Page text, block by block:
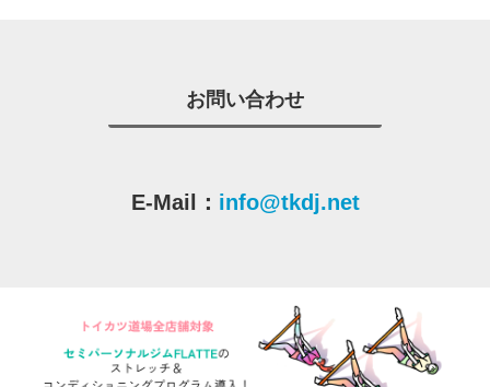
お問い合わせ
E-Mail： info@tkdj.net